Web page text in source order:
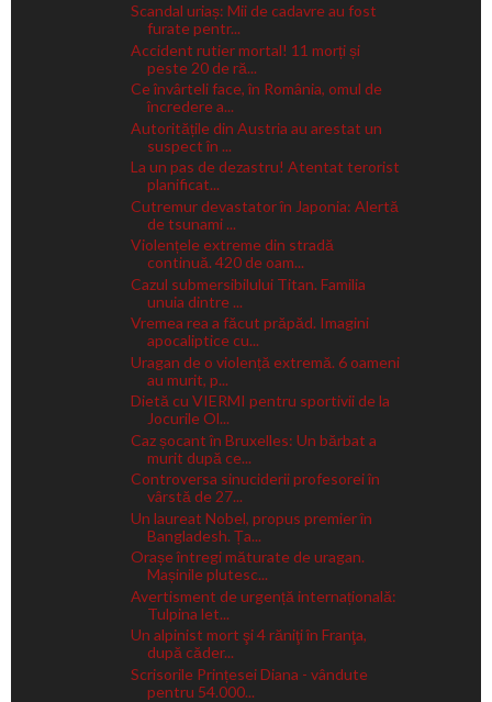
Scandal uriaș: Mii de cadavre au fost
furate pentr...
Accident rutier mortal! 11 morți și
peste 20 de ră...
Ce învârteli face, în România, omul de
încredere a...
Autoritățile din Austria au arestat un
suspect în ...
La un pas de dezastru! Atentat terorist
planificat...
Cutremur devastator în Japonia: Alertă
de tsunami ...
Violențele extreme din stradă
continuă. 420 de oam...
Cazul submersibilului Titan. Familia
unuia dintre ...
Vremea rea a făcut prăpăd. Imagini
apocaliptice cu...
Uragan de o violență extremă. 6 oameni
au murit, p...
Dietă cu VIERMI pentru sportivii de la
Jocurile Ol...
Caz șocant în Bruxelles: Un bărbat a
murit după ce...
Controversa sinuciderii profesorei în
vârstă de 27...
Un laureat Nobel, propus premier în
Bangladesh. Ța...
Orașe întregi măturate de uragan.
Mașinile plutesc...
Avertisment de urgență internațională:
Tulpina let...
Un alpinist mort şi 4 răniţi în Franţa,
după căder...
Scrisorile Prințesei Diana - vândute
pentru 54.000...